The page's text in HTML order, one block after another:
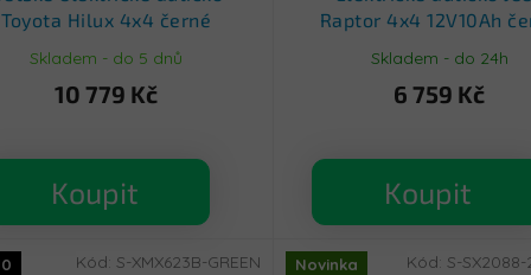
Toyota Hilux 4x4 černé
Skladem - do 5 dnů
10 779 Kč
Koupit
Raptor 4x4 12V10Ah
Skladem - do 24h
6 759 Kč
Koupit
Kód: S-XMX623B-GREEN Novinka Kód: S-SX2088-